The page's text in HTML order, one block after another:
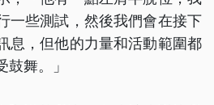
一些測試，然後我們會在接下
息，但他的力量和活動範圍都
舞。」